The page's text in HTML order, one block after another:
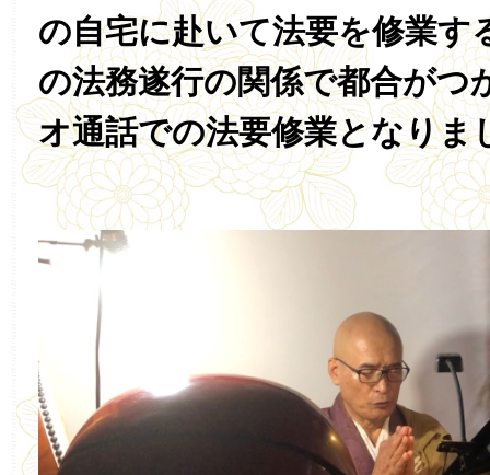
の自宅に赴いて法要を修業す
の法務遂行の関係で都合がつ
オ通話での法要修業となりま